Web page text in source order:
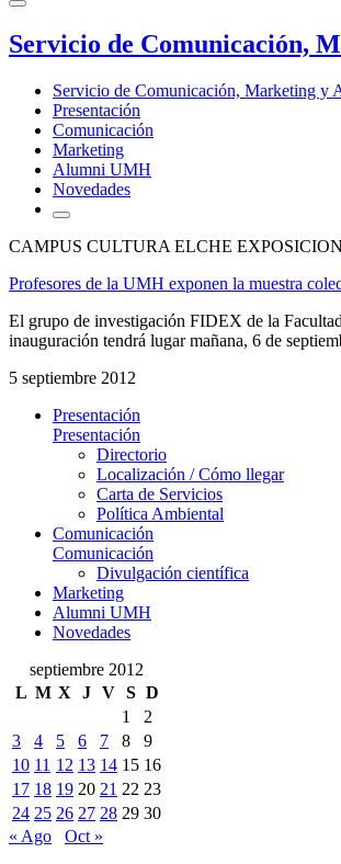
Servicio de Comunicación,
Servicio de Comunicación, Marketing y
Presentación
Comunicación
Marketing
Alumni UMH
Novedades
CAMPUS CULTURA ELCHE
Profesores de la UMH exponen la muestra
El grupo de investigación FIDEX de la
inauguración tendrá lugar mañana, 6 de
5 septiembre 2012
Presentación
Presentación
Directorio
Localización / Cómo llegar
Carta de Servicios
Política Ambiental
Comunicación
Comunicación
Divulgación científica
Marketing
Alumni UMH
Novedades
septiembre 2012
L M X J V S D
1
2
3
4 5 6 7 8
9
10 11 12 13 14 15 16
17 18 19 20 21 22 23
24 25 26 27 28 29 30
« Ago
Oct »